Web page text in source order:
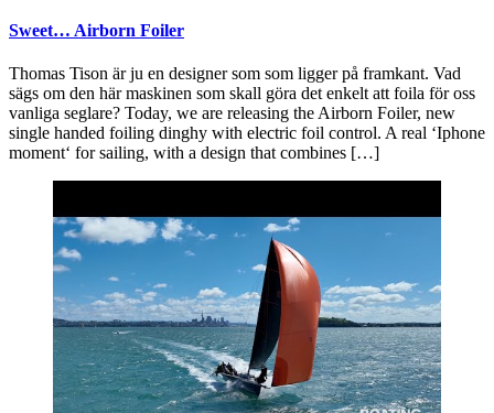
Sweet… Airborn Foiler
Thomas Tison är ju en designer som som ligger på framkant. Vad
sägs om den här maskinen som skall göra det enkelt att foila för oss
vanliga seglare? Today, we are releasing the Airborn Foiler, new
single handed foiling dinghy with electric foil control. A real ‘Iphone
moment‘ for sailing, with a design that combines […]